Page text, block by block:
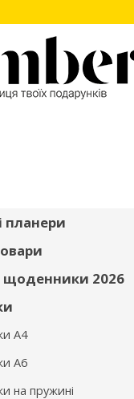
планери
щоденники 2026
А4
А6
на пружині